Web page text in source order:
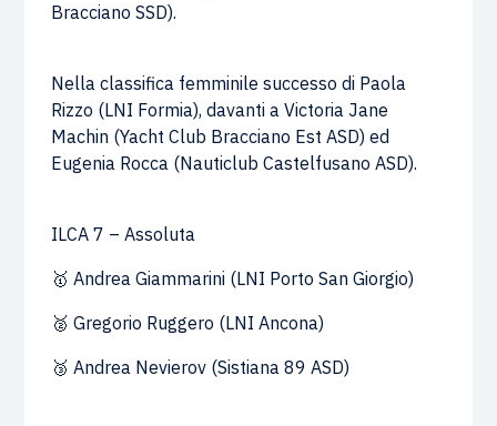
Bracciano SSD).
Nella classifica femminile successo di Paola
Rizzo (LNI Formia), davanti a Victoria Jane
Machin (Yacht Club Bracciano Est ASD) ed
Eugenia Rocca (Nauticlub Castelfusano ASD).
ILCA 7 – Assoluta
🥇 Andrea Giammarini (LNI Porto San Giorgio)
🥈 Gregorio Ruggero (LNI Ancona)
🥉 Andrea Nevierov (Sistiana 89 ASD)